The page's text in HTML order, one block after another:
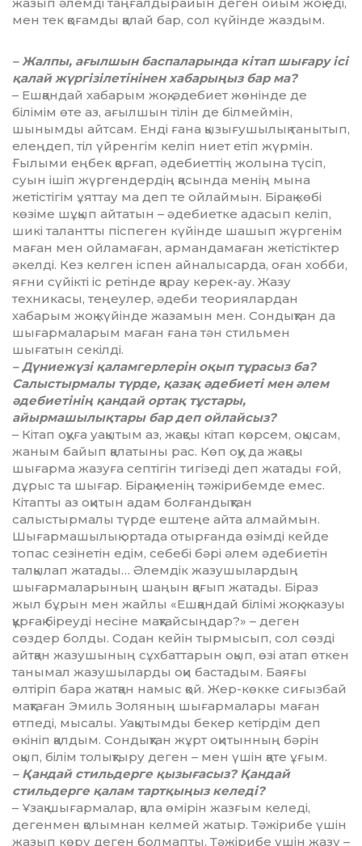
жазып әлемді таңғалдырайын деген ойым жоқ еді,
мен тек қоғамды қалай бар, сол күйінде жаздым.
– Жалпы, ағылшын баспаларында кітап шығару ісі
қалай жүргізілетінінен хабарыңыз бар ма?
– Ешқандай хабарым жоқ, әдебиет жөнінде де
білімім өте аз, ағылшын тілін де білмеймін,
шынымды айтсам. Енді ғана қызығушылық танытып,
елеңдеп, тіл үйренгім келіп ниет етіп жүрмін.
Ғылыми еңбек қорғап, әдебиеттің жолына түсіп,
суын ішіп жүргендердің қасында менің мына
жетістігім ұяттау ма деп те ойлаймын. Бірақ көбі
көзіме шұқып айтатын – әдебиетке адасып келіп,
шикі талантты піспеген күйінде шашып жүргенім
маған мен ойламаған, армандамаған жетістіктер
әкелді. Кез келген іспен айналысарда, оған хобби,
яғни сүйікті іс ретінде қарау керек-ау. Жазу
техникасы, теңеулер, әдеби теориялардан
хабарым жоқ күйінде жазамын мен. Сондықтан да
шығармаларым маған ғана тән стильмен
шығатын секілді.
– Дүниежүзі қаламгерлерін оқып тұрасыз ба?
Салыстырмалы түрде, қазақ әдебиеті мен әлем
әдебиетінің қандай ортақ тұстары,
айырмашылықтары бар деп ойлайсыз?
– Кітап оқуға уақытым аз, жақсы кітап көрсем, оқысам,
жаным байып қалатыны рас. Көп оқу да жақсы
шығарма жазуға септігін тигізеді деп жатады ғой,
дұрыс та шығар. Бірақ менің тәжірибемде емес.
Кітапты аз оқитын адам болғандықтан
салыстырмалы түрде ештеңе айта алмаймын.
Шығармашылық ортада отырғанда өзімді кейде
топас сезінетін едім, себебі бәрі әлем әдебие­тін
талқылап жатады… Әлемдік жазушылардың
шығармаларының шаңын қағып жатады. Біраз
жыл бұрын мен жайлы «Ешқандай білімі жоқ, жазуы
құрғақ біреуді несіне мақтайсыңдар?» – деген
сөздер болды. Содан кейін тырмысып, сол сөзді
айтқан жазушының сұхбаттарын оқып, өзі атап өткен
танымал жазушыларды оқи бастадым. Баяғы
өлтіріп бара жатқан намыс қой. Жер-көкке сиғызбай
мақтаған Эмиль Золяның шығармалары маған
өтпеді, мысалы. Уақытымды бекер кетірдім деп
өкініп қалдым. Сондықтан жұрт оқитынның бәрін
оқып, білім толықтыру деген – мен үшін қате ұғым.
– Қандай стильдерге қызығасыз? Қандай
стильдерге қалам тартқыңыз келеді?
– Ұзақ шығармалар, қала өмірін жазғым келеді,
дегенмен қолымнан келмей жатыр. Тәжірибе үшін
жазып көру деген болмапты. Тәжірибе үшін жазу –